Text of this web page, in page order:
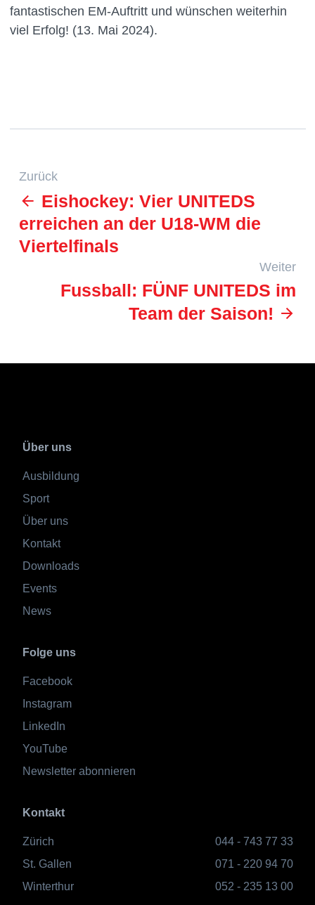
fantastischen EM-Auftritt und wünschen weiterhin
viel Erfolg! (13. Mai 2024).
Zurück
Eishockey: Vier UNITEDS
erreichen an der U18-WM die
Viertelfinals
Weiter
Fussball: FÜNF UNITEDS im
Team der Saison!
Über uns
Ausbildung
Sport
Über uns
Kontakt
Downloads
Events
News
Folge uns
Facebook
Instagram
LinkedIn
YouTube
Newsletter abonnieren
Kontakt
Zürich
044 - 743 77 33
St. Gallen
071 - 220 94 70
Winterthur
052 - 235 13 00